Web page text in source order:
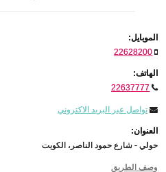
الموبايل:
22628200
الهاتف:
22637777
تواصل عبر البريد الاكتروني
العنوان:
حولي - شارع حمود الناصر، الكويت
وصف الطريق